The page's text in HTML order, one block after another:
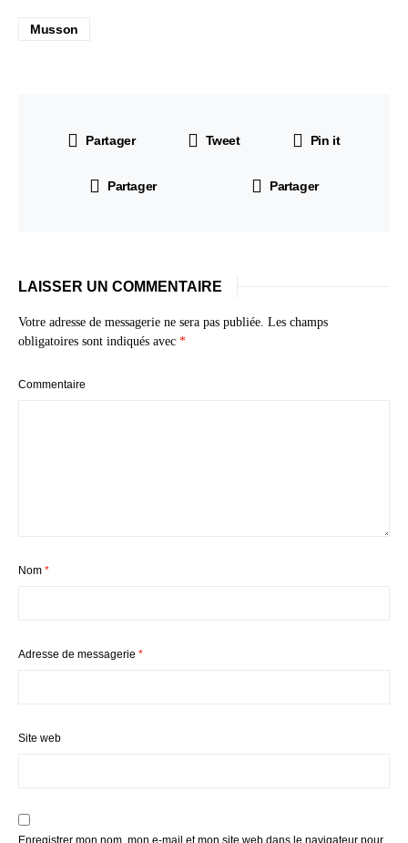
Musson
Partager Tweet Pin it
Partager Partager
LAISSER UN COMMENTAIRE
Votre adresse de messagerie ne sera pas publiée. Les champs
obligatoires sont indiqués avec *
Commentaire
Nom *
Adresse de messagerie *
Site web
Enregistrer mon nom, mon e-mail et mon site web dans le navigateur pour